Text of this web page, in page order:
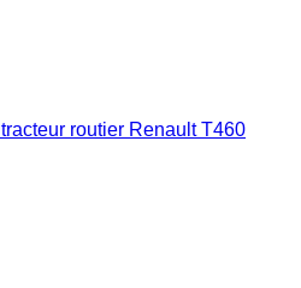
tracteur routier Renault T460